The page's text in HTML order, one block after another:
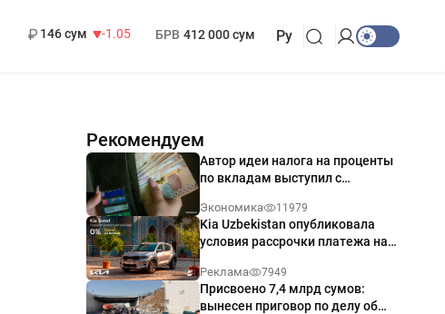
146 сум
-1.05
БРВ 412 000 сум Ру
Рекомендуем
Автор идеи налога на проценты
по вкладам выступил с
Экономика 11979
Kia Uzbekistan опубликовала
условия рассрочки платежа на
годовых
Реклама 7949
Присвоено 7,4 млрд сумов:
вынесен приговор по делу об